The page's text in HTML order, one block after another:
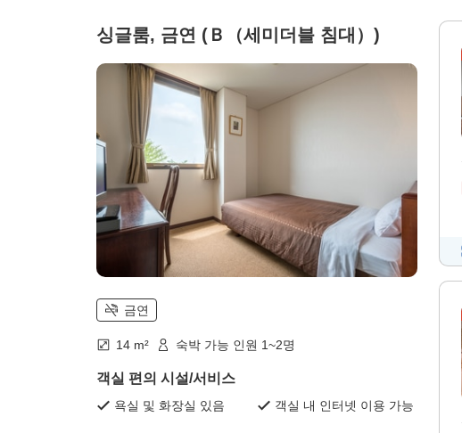
싱글룸, 금연 (Ｂ（세미더블 침대）)
금연
14 m² 숙박 가능 인원 1~2명
객실 편의 시설/서비스
욕실 및 화장실 있음 객실 내 인터넷 이용 가능